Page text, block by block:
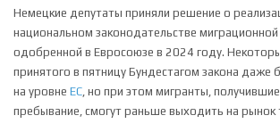
Немецкие депутаты приняли решение о
национальном законодательстве
одобренной в Евросоюзе в 2024 году.
принятого в пятницу Бундестагом закона даже
на уровне ЕС, но при этом мигранты,
пребывание, смогут раньше выходить на рынок